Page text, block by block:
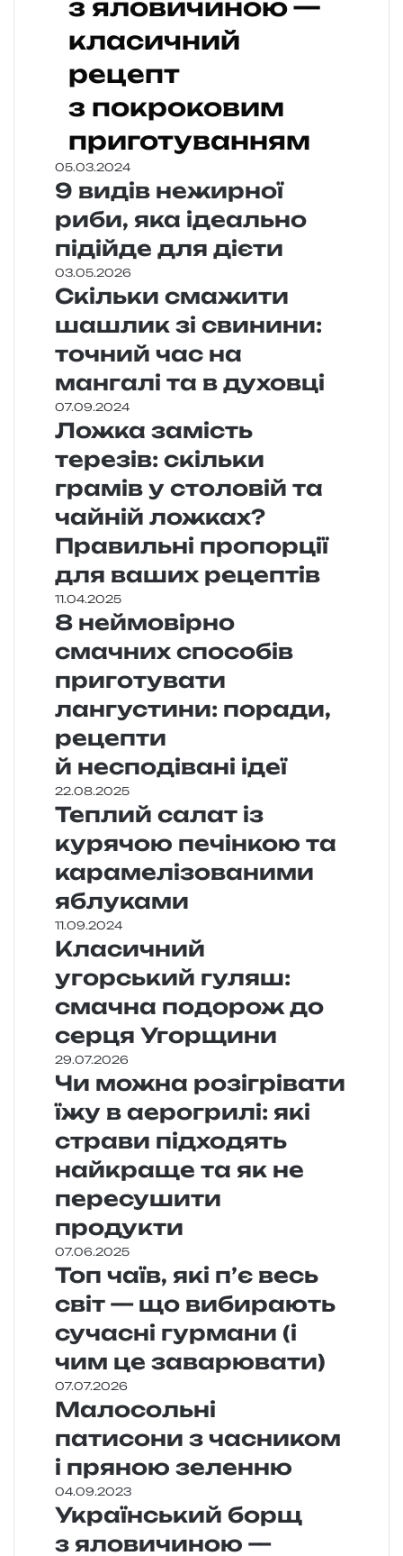
з яловичиною —
класичний
рецепт
з покроковим
приготуванням
05.03.2024
9 видів нежирної
риби, яка ідеально
підійде для дієти
03.05.2026
Скільки смажити
шашлик зі свинини:
точний час на
мангалі та в духовці
07.09.2024
Ложка замість
терезів: скільки
грамів у столовій та
чайній ложках?
Правильні пропорції
для ваших рецептів
11.04.2025
8 неймовірно
смачних способів
приготувати
лангустини: поради,
рецепти
й несподівані ідеї
22.08.2025
Теплий салат із
курячою печінкою та
карамелізованими
яблуками
11.09.2024
Класичний
угорський гуляш:
смачна подорож до
серця Угорщини
29.07.2026
Чи можна розігрівати
їжу в аерогрилі: які
страви підходять
найкраще та як не
пересушити
продукти
07.06.2025
Топ чаїв, які п’є весь
світ — що вибирають
сучасні гурмани (і
чим це заварювати)
07.07.2026
Малосольні
патисони з часником
і пряною зеленню
04.09.2023
Український борщ
з яловичиною —